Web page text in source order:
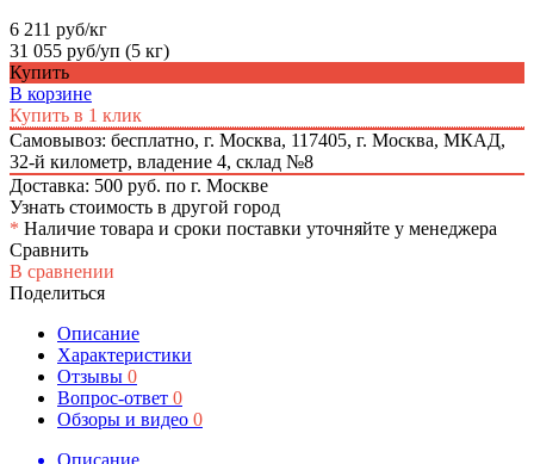
6 211 руб/кг
31 055 руб/уп (5 кг)
Купить
В корзине
Купить в 1 клик
Самовывоз: бесплатно, г. Москва, 117405, г. Москва, МКАД,
32-й километр, владение 4, склад №8
Доставка: 500 руб. по г. Москве
Узнать стоимость в другой город
* Наличие товара и сроки поставки уточняйте у менеджера
Сравнить
В сравнении
Поделиться
Описание
Характеристики
Отзывы 0
Вопрос-ответ 0
Обзоры и видео 0
Описание